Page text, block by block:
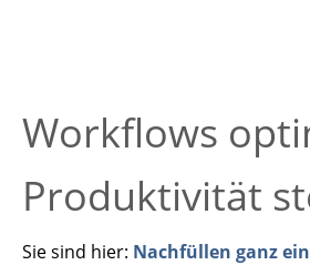
Workflows
Produktivität
Sie sind hier: Nachfüllen ganz